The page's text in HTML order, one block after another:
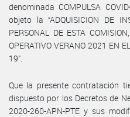
denominada COMPULSA
objeto la “ADQUISICION DE
PERSONAL DE ESTA
OPERATIVO VERANO 2021 EN
19”.
Que la presente contratación
dispuesto por los Decretos de
2020-260-APN-PTE y sus